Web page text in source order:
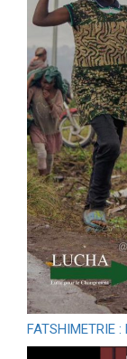
FATSHIMETRIE